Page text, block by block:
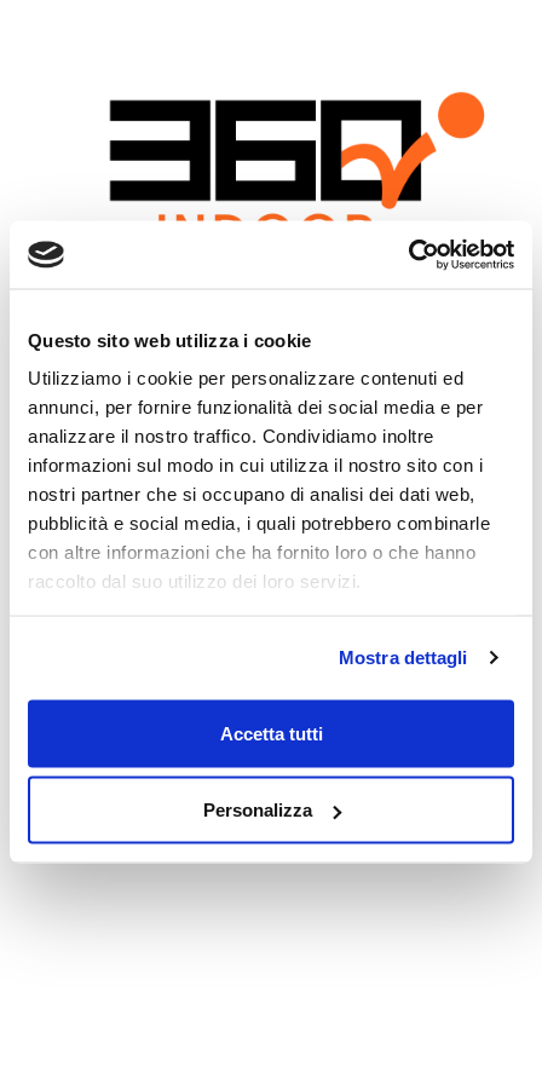
Questo sito web utilizza i cookie
Utilizziamo i cookie per personalizzare contenuti ed
annunci, per fornire funzionalità dei social media e per
analizzare il nostro traffico. Condividiamo inoltre
informazioni sul modo in cui utilizza il nostro sito con i
nostri partner che si occupano di analisi dei dati web,
pubblicità e social media, i quali potrebbero combinarle
con altre informazioni che ha fornito loro o che hanno
raccolto dal suo utilizzo dei loro servizi.
Mostra dettagli
Accetta tutti
Personalizza
SCARICA L' APP 360 PADEL SANSEPOLCRO